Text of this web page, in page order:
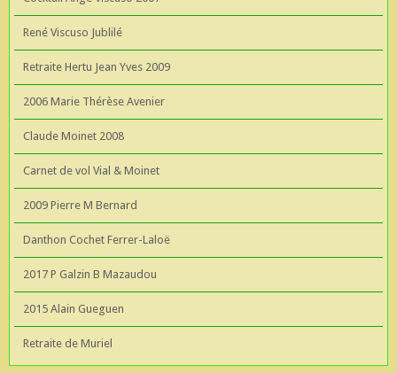
René Viscuso Jublilé
Retraite Hertu Jean Yves 2009
2006 Marie Thérèse Avenier
Claude Moinet 2008
Carnet de vol Vial & Moinet
2009 Pierre M Bernard
Danthon Cochet Ferrer-Laloë
2017 P Galzin B Mazaudou
2015 Alain Gueguen
Retraite de Muriel